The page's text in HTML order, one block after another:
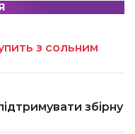
з сольним
збірну